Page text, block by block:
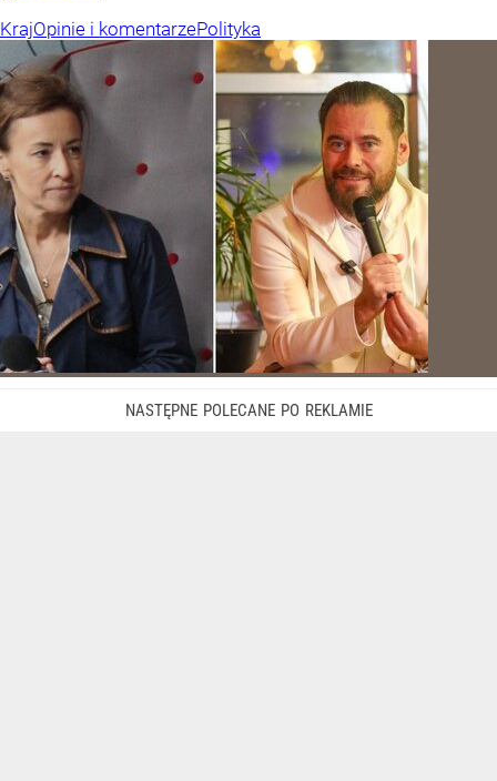
KrajOpinie i komentarzePolityka